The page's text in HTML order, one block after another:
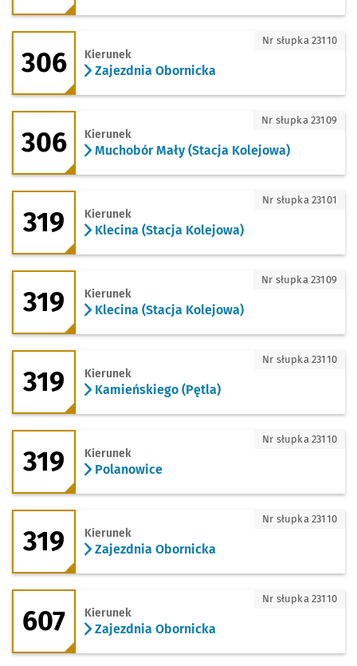
306 - kierunek Zajezdnia Obornicka
306 Kierunek
Zajezdnia Obornicka
Nr słupka 23110
306 - kierunek Muchobór Mały (Stacja
306 Kierunek
Muchobór Mały (Stacja Kolejowa)
Nr słupka 23109
319 - kierunek Klecina (Stacja
319 Kierunek
Klecina (Stacja Kolejowa)
Nr słupka 23101
319 - kierunek Klecina (Stacja
319 Kierunek
Klecina (Stacja Kolejowa)
Nr słupka 23109
319 - kierunek Kamieńskiego (Pętla)
319 Kierunek
Kamieńskiego (Pętla)
Nr słupka 23110
319 - kierunek Polanowice
319 Kierunek
Polanowice
Nr słupka 23110
319 - kierunek Zajezdnia Obornicka
319 Kierunek
Zajezdnia Obornicka
Nr słupka 23110
607 - kierunek Zajezdnia Obornicka
607 Kierunek
Zajezdnia Obornicka
Nr słupka 23110